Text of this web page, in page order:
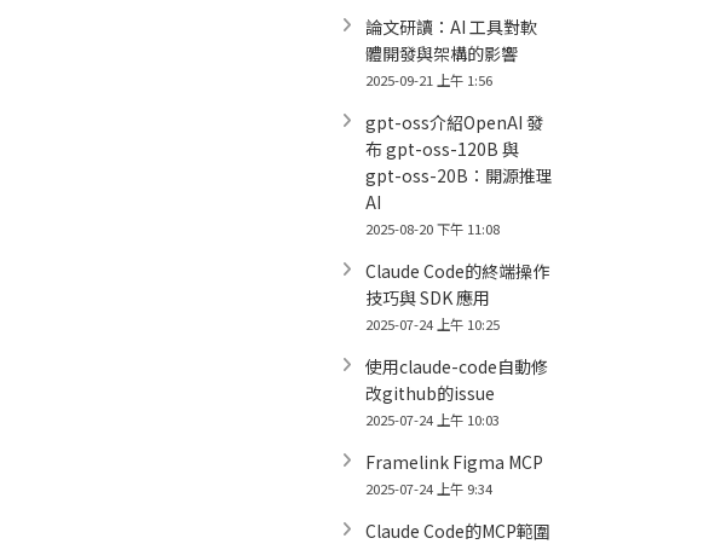
論文研讀：AI 工具對軟
體開發與架構的影響
2025-09-21 上午 1:56
gpt-oss介紹OpenAI 發
布 gpt-oss-120B 與
gpt-oss-20B：開源推理
AI
2025-08-20 下午 11:08
Claude Code的終端操作
技巧與 SDK 應用
2025-07-24 上午 10:25
使用claude-code自動修
改github的issue
2025-07-24 上午 10:03
Framelink Figma MCP
2025-07-24 上午 9:34
Claude Code的MCP範圍